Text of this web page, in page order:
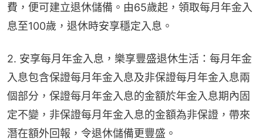
費，便可建立退休儲備。由65歲起，領取每月年金入
息至100歲，退休時安享穩定入息。
2. 安享每月年金入息，樂享豐盛退休生活：每月年金
入息包含保證每月年金入息及非保證每月年金入息兩
個部分，保證每月年金入息的金額於年金入息期內固
定不變，非保證每月年金入息的金額為非保證，帶來
潛在額外回報，令退休儲備更豐盛。